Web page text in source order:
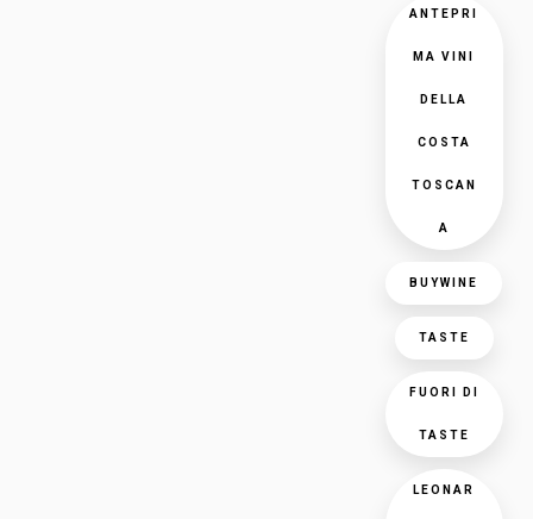
ANTEPRI
MA VINI
DELLA
COSTA
TOSCAN
A
BUYWINE
TASTE
FUORI DI
TASTE
LEONAR